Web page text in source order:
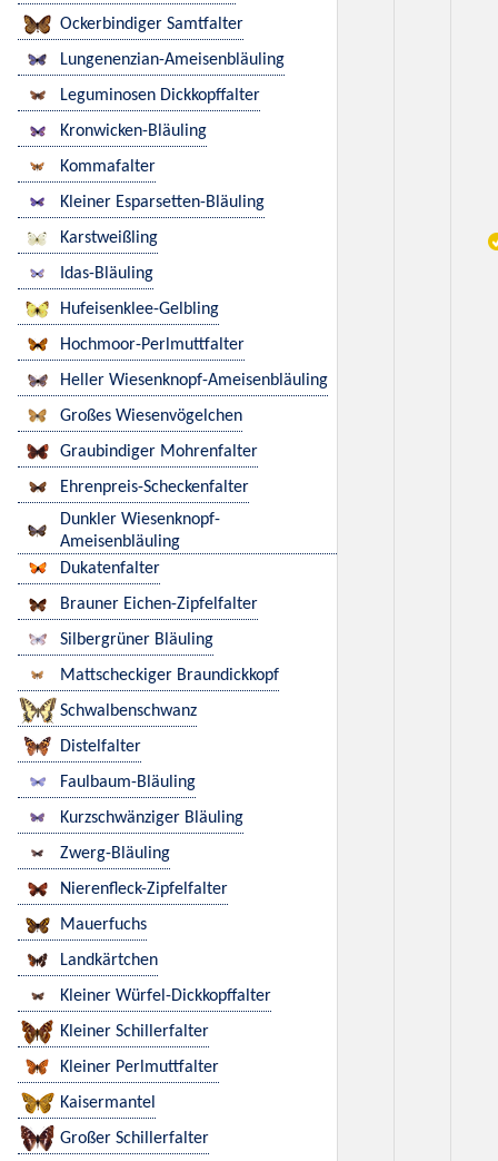
Ockerbindiger Samtfalter
Lungenenzian-Ameisenbläuling
Leguminosen Dickkopffalter
Kronwicken-Bläuling
Kommafalter
Kleiner Esparsetten-Bläuling
Karstweißling
Idas-Bläuling
Hufeisenklee-Gelbling
Hochmoor-Perlmuttfalter
Heller Wiesenknopf-Ameisenbläuling
Großes Wiesenvögelchen
Graubindiger Mohrenfalter
Ehrenpreis-Scheckenfalter
Dunkler Wiesenknopf-
Ameisenbläuling
Dukatenfalter
Brauner Eichen-Zipfelfalter
Silbergrüner Bläuling
Mattscheckiger Braundickkopf
Schwalbenschwanz
Distelfalter
Faulbaum-Bläuling
Kurzschwänziger Bläuling
Zwerg-Bläuling
Nierenfleck-Zipfelfalter
Mauerfuchs
Landkärtchen
Kleiner Würfel-Dickkopffalter
Kleiner Schillerfalter
Kleiner Perlmuttfalter
Kaisermantel
Großer Schillerfalter